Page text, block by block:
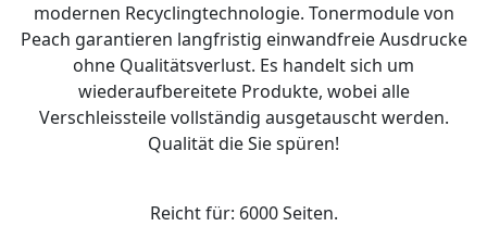
modernen Recyclingtechnologie. Tonermodule von
Peach garantieren langfristig einwandfreie Ausdrucke
ohne Qualitätsverlust. Es handelt sich um
wiederaufbereitete Produkte, wobei alle
Verschleissteile vollständig ausgetauscht werden.
Qualität die Sie spüren!
Reicht für: 6000 Seiten.